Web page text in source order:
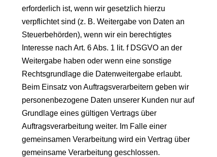
erforderlich ist, wenn wir gesetzlich hierzu
verpflichtet sind (z. B. Weitergabe von Daten an
Steuerbehörden), wenn wir ein berechtigtes
Interesse nach Art. 6 Abs. 1 lit. f DSGVO an der
Weitergabe haben oder wenn eine sonstige
Rechtsgrundlage die Datenweitergabe erlaubt.
Beim Einsatz von Auftragsverarbeitern geben wir
personenbezogene Daten unserer Kunden nur auf
Grundlage eines gültigen Vertrags über
Auftragsverarbeitung weiter. Im Falle einer
gemeinsamen Verarbeitung wird ein Vertrag über
gemeinsame Verarbeitung geschlossen.